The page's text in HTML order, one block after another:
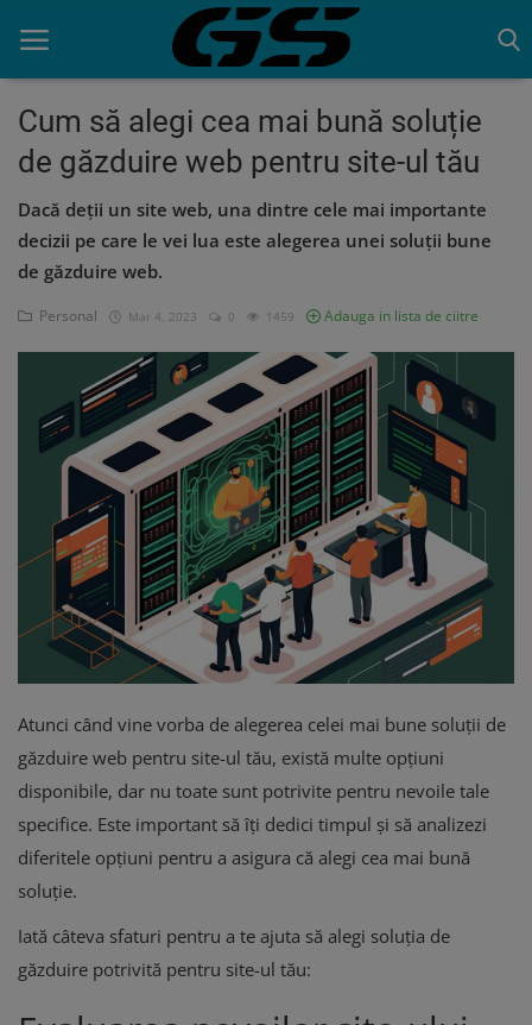
Acasa
Cum să alegi cea mai bună soluție
de găzduire web pentru site-ul tău
Dacă deții un site web, una dintre cele mai importante
decizii pe care le vei lua este alegerea unei soluții bune
de găzduire web.
Personal Mar 4, 2023 0 1459 Adauga in lista de ciitre
Atunci când vine vorba de alegerea celei mai bune soluții de
găzduire web pentru site-ul tău, există multe opțiuni
disponibile, dar nu toate sunt potrivite pentru nevoile tale
specifice. Este important să îți dedici timpul și să analizezi
diferitele opțiuni pentru a asigura că alegi cea mai bună
soluție.
Iată câteva sfaturi pentru a te ajuta să alegi soluția de
găzduire potrivită pentru site-ul tău: